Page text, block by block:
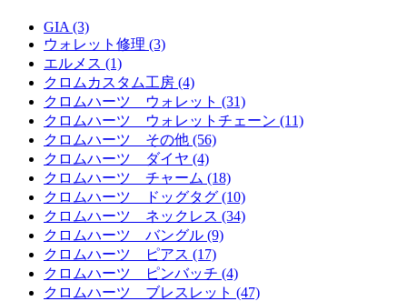
GIA (3)
ウォレット修理 (3)
エルメス (1)
クロムカスタム工房 (4)
クロムハーツ ウォレット (31)
クロムハーツ ウォレットチェーン (11)
クロムハーツ その他 (56)
クロムハーツ ダイヤ (4)
クロムハーツ チャーム (18)
クロムハーツ ドッグタグ (10)
クロムハーツ ネックレス (34)
クロムハーツ バングル (9)
クロムハーツ ピアス (17)
クロムハーツ ピンバッチ (4)
クロムハーツ ブレスレット (47)